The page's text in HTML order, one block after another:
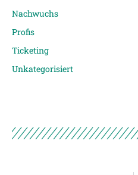
Nachwuchs
Profis
Ticketing
Unkategorisiert